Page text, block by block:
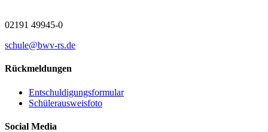
02191 49945-0
schule@bwv-rs.de
Rückmeldungen
Entschuldigungsformular
Schülerausweisfoto
Social Media